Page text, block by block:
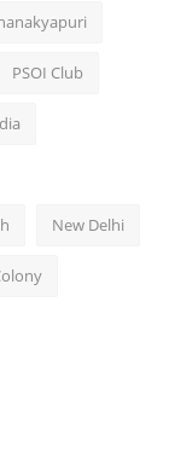
PSOI Club
New Delhi